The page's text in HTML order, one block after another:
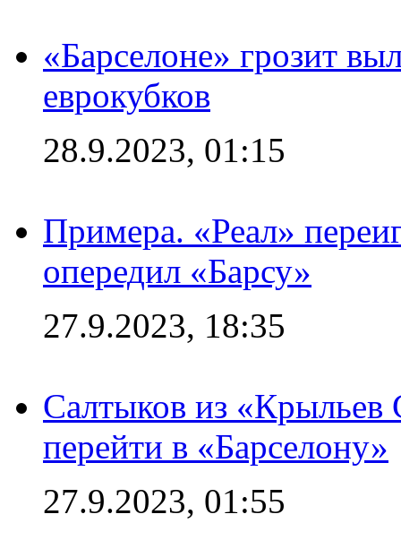
«Барселоне» грозит
еврокубков
28.9.2023, 01:15
Примера. «Реал»
опередил «Барсу»
27.9.2023, 18:35
Салтыков из «Крыльев
перейти в «Барселону»
27.9.2023, 01:55